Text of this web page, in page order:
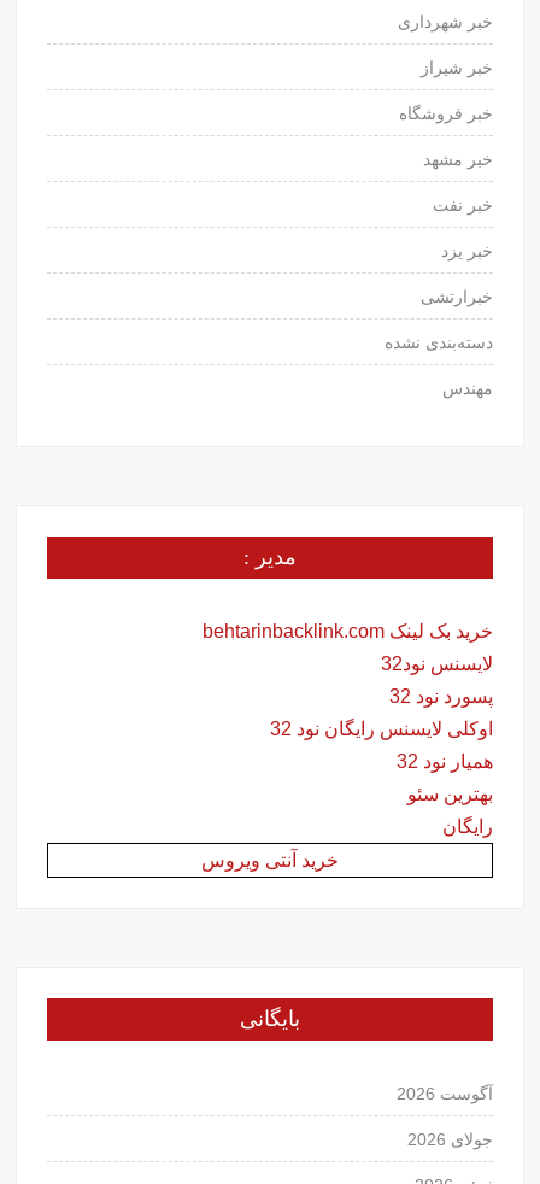
خبر شهرداری
خبر شیراز
خبر فروشگاه
خبر مشهد
خبر نفت
خبر یزد
خبرارتشی
دسته‌بندی نشده
مهندس
مدیر :
خرید بک لینک behtarinbacklink.com
لایسنس نود32
پسورد نود 32
اوکلی لایسنس رایگان نود 32
همیار نود 32
بهترین سئو
رایگان
خرید آنتی ویروس
بایگانی
آگوست 2026
جولای 2026